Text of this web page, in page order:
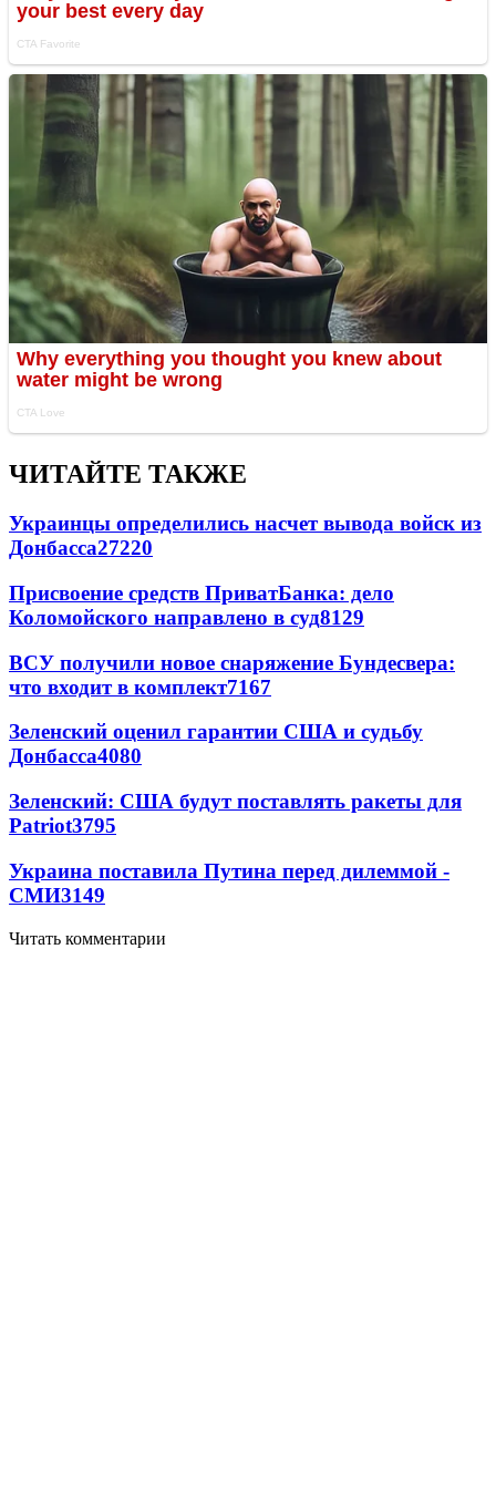
ЧИТАЙТЕ ТАКЖЕ
Украинцы определились насчет вывода войск из
Донбасса27220
Присвоение средств ПриватБанка: дело
Коломойского направлено в суд8129
ВСУ получили новое снаряжение Бундесвера:
что входит в комплект7167
Зеленский оценил гарантии США и судьбу
Донбасса4080
Зеленский: США будут поставлять ракеты для
Patriot3795
Украина поставила Путина перед дилеммой -
СМИ3149
Читать комментарии